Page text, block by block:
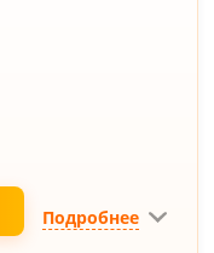
Подробнее